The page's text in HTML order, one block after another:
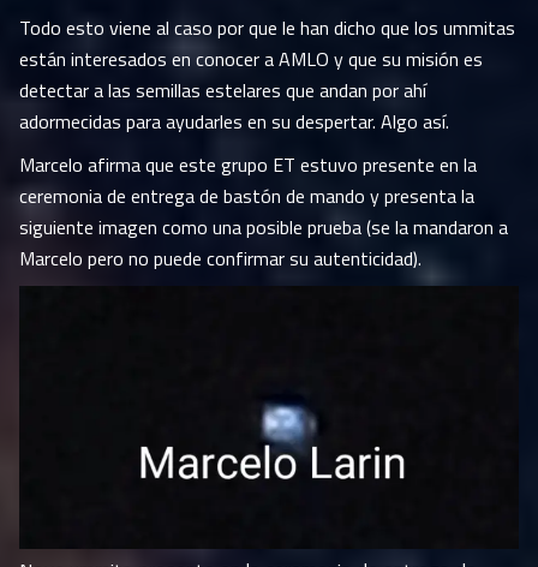
Todo esto viene al caso por que le han dicho que los ummitas
están interesados en conocer a AMLO y que su misión es
detectar a las semillas estelares que andan por ahí
adormecidas para ayudarles en su despertar. Algo así.
Marcelo afirma que este grupo ET estuvo presente en la
ceremonia de entrega de bastón de mando y presenta la
siguiente imagen como una posible prueba (se la mandaron a
Marcelo pero no puede confirmar su autenticidad).